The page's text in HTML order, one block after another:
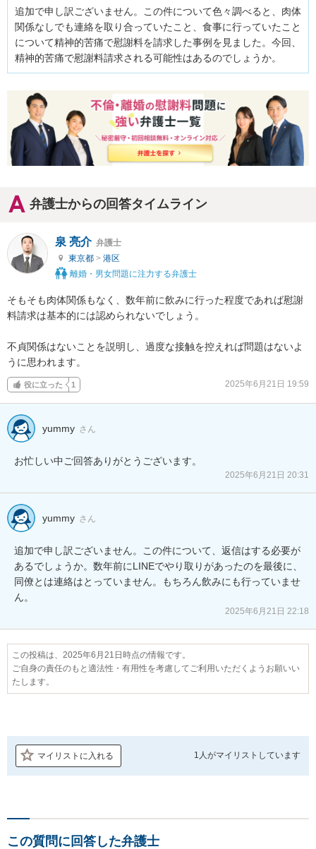
追加で申し訳ございません。この件について色々調べると、肉体
関係なしでも連絡を取り合っていたこと、食事に行っていたこと
について精神的苦痛で慰謝料を請求した事例を見ました。今回、
精神的苦痛で慰謝料請求される可能性はあるのでしょうか。
弁護士からの回答タイムライン
泉 亮介 弁護士
東京都 > 港区
離婚・男女問題に注力する弁護士
そもそも肉体関係もなく、数年前に飲みに行った程度であれば慰謝
料請求は基本的には認められないでしょう。
不貞関係はないことを説明し、過度な接触を控えれば問題はないよ
うに思われます。
役に立った 1 2025年6月21日 19:59
yummy さん
お忙しい中ご回答ありがとうございます。
2025年6月21日 20:31
yummy さん
追加で申し訳ございません。この件について、返信はする必要が
あるでしょうか。数年前にLINEでやり取りがあったのを最後に、
同僚とは連絡はとっていません。もちろん飲みにも行っていませ
ん。
2025年6月21日 22:18
この投稿は、2025年6月21日時点の情報です。
ご自身の責任のもと適法性・有用性を考慮してご利用いただくようお願いい
たします。
マイリストに入れる 1人がマイリストしています
この質問に回答した弁護士